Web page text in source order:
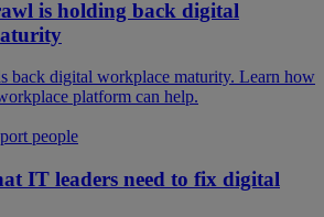
is holding back digital
back digital workplace maturity. Learn how
platform can help.
people
IT leaders need to fix digital